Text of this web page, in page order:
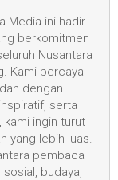
Media ini hadir
berkomitmen
Nusantara
Kami percaya
dengan
serta
kami ingin turut
yang lebih luas.
pembaca
budaya,